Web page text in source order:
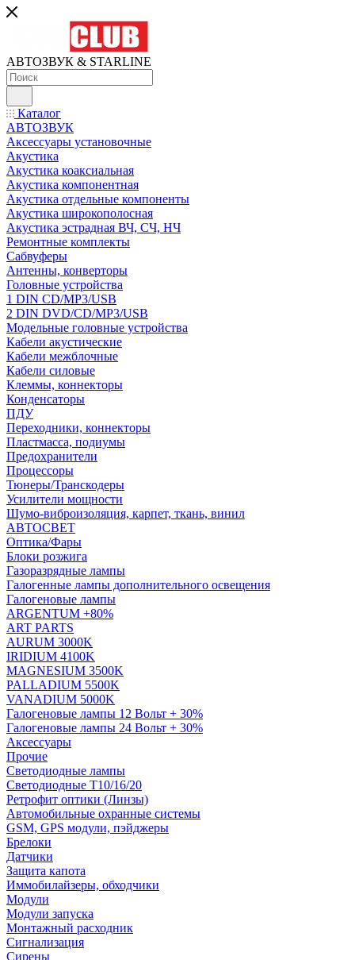
АВТОЗВУК & STARLINE
Каталог
АВТОЗВУК
Аксессуары установочные
Акустика
Акустика коаксиальная
Акустика компонентная
Акустика отдельные компоненты
Акустика широкополосная
Акустика эстрадная ВЧ, СЧ, НЧ
Ремонтные комплекты
Сабвуферы
Антенны, конверторы
Головные устройства
1 DIN CD/MP3/USB
2 DIN DVD/CD/MP3/USB
Модельные головные устройства
Кабели акустические
Кабели межблочные
Кабели силовые
Клеммы, коннекторы
Конденсаторы
ПДУ
Переходники, коннекторы
Пластмасса, подиумы
Предохранители
Процессоры
Тюнеры/Транскодеры
Усилители мощности
Шумо-виброизоляция, карпет, ткань, винил
АВТОСВЕТ
Оптика/Фары
Блоки розжига
Газоразрядные лампы
Галогенные лампы дополнительного освещения
Галогеновые лампы
ARGENTUM +80%
ART PARTS
AURUM 3000K
IRIDIUM 4100K
MAGNESIUM 3500K
PALLADIUM 5500K
VANADIUM 5000K
Галогеновые лампы 12 Вольт + 30%
Галогеновые лампы 24 Вольт + 30%
Аксессуары
Прочие
Светодиодные лампы
Светодиодные Т10/16/20
Ретрофит оптики (Линзы)
Автомобильные охранные системы
GSM, GPS модули, пэйджеры
Брелоки
Датчики
Защита капота
Иммобилайзеры, обходчики
Модули
Модули запуска
Монтажный расходник
Сигнализация
Сирены